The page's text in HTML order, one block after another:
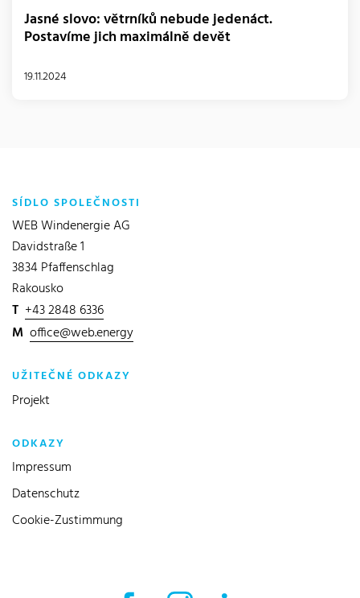
Jasné slovo: větrníků nebude jedenáct.
Postavíme jich maximálně devět
19.11.2024
SÍDLO SPOLEČNOSTI
WEB Windenergie AG
Davidstraße 1
3834 Pfaffenschlag
Rakousko
T +43 2848 6336
M office@web.energy
UŽITEČNÉ ODKAZY
Projekt
ODKAZY
Impressum
Datenschutz
Cookie-Zustimmung